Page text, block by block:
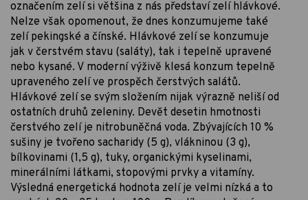
označením zelí si většina z nás představí zelí hlávkové.
Nelze však opomenout, že dnes konzumujeme také
zelí pekingské a čínské. Hlávkové zelí se konzumuje
jak v čerstvém stavu (saláty), tak i tepelně upravené
nebo kysané. V moderní výživě klesá konzum tepelně
upraveného zelí ve prospěch čerstvých salátů.
Hlávkové zelí se svým složením nijak výrazně neliší od
ostatních druhů zeleniny. Devět desetin hmotnosti
čerstvého zelí je nitrobuněčná voda. Zbývajících 10 %
sušiny je tvořeno sacharidy (5 g), vlákninou (3 g),
bílkovinami (1,5 g), tuky, organickými kyselinami,
minerálními látkami, stopovými prvky a vitamíny.
Výsledná energetická hodnota zelí je velmi nízká a to